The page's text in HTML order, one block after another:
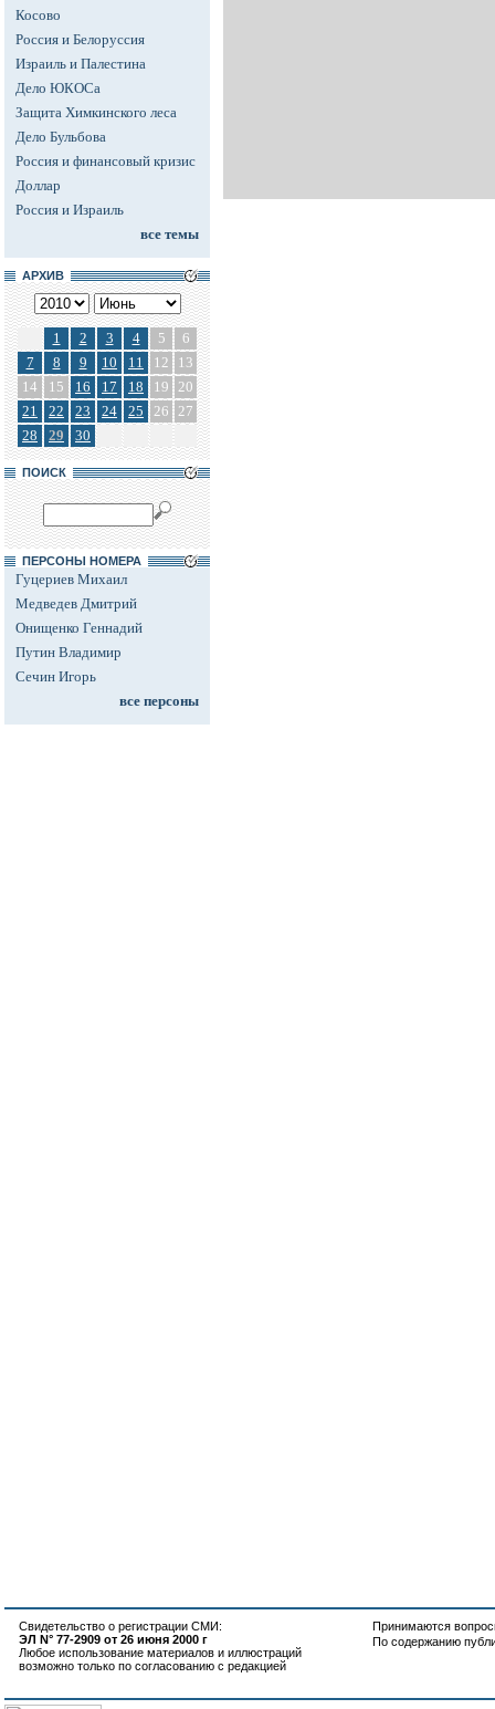
Косово
Россия и Белоруссия
Израиль и Палестина
Дело ЮКОСа
Защита Химкинского леса
Дело Бульбова
Россия и финансовый кризис
Доллар
Россия и Израиль
все темы
АРХИВ
1 2 3 4 5
6
7
8 9 10 11 12
13
14
15 16 17 18 19 20
21
22 23 24 25 26 27
28
29 30
ПОИСК
ПЕРСОНЫ НОМЕРА
Гуцериев Михаил
Медведев Дмитрий
Онищенко Геннадий
Путин Владимир
Сечин Игорь
все персоны
Свидетельство о регистрации СМИ:
ЭЛ N° 77-2909 от 26 июня 2000 г
Любое использование материалов и иллюстраций
возможно только по согласованию с редакцией
Принимаются
По содержанию